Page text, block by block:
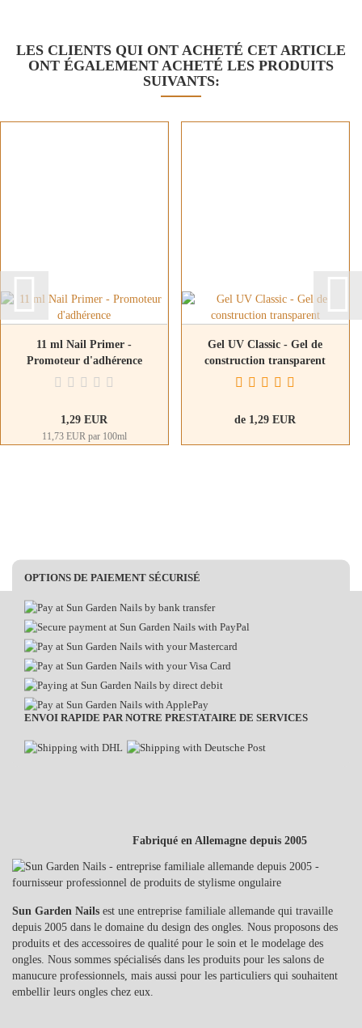
LES CLIENTS QUI ONT ACHETÉ CET ARTICLE
ONT ÉGALEMENT ACHETÉ LES PRODUITS
SUIVANTS:
11 ml Nail Primer -
Promoteur d'adhérence
1,29 EUR
11,73 EUR par 100ml
Gel UV Classic - Gel de
construction transparent
de 1,29 EUR
OPTIONS DE PAIEMENT SÉCURISÉ
ENVOI RAPIDE PAR NOTRE PRESTATAIRE DE SERVICES
Fabriqué en Allemagne depuis 2005
Sun Garden Nails est une entreprise familiale allemande qui travaille
depuis 2005 dans le domaine du design des ongles. Nous proposons des
produits et des accessoires de qualité pour le soin et le modelage des
ongles. Nous sommes spécialisés dans les produits pour les salons de
manucure professionnels, mais aussi pour les particuliers qui souhaitent
embellir leurs ongles chez eux.